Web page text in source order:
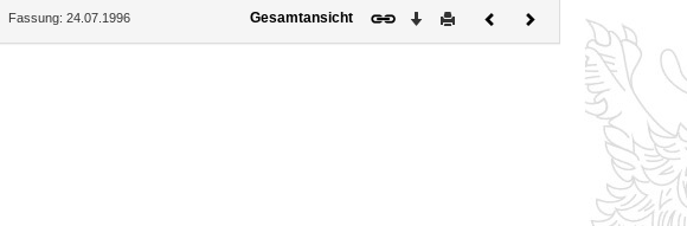
Fassung: 24.07.1996 Gesamtansicht Download
DruckenVorherigesNächstes
Dokument